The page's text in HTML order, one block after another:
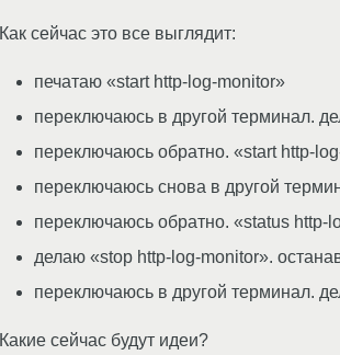
Как сейчас это все выглядит:
печатаю «start http-log-monitor»
переключаюсь в другой терминал.
переключаюсь обратно. «start http-
переключаюсь снова в другой
переключаюсь обратно. «status http-
делаю «stop http-log-monitor».
переключаюсь в другой терминал.
Какие сейчас будут идеи?